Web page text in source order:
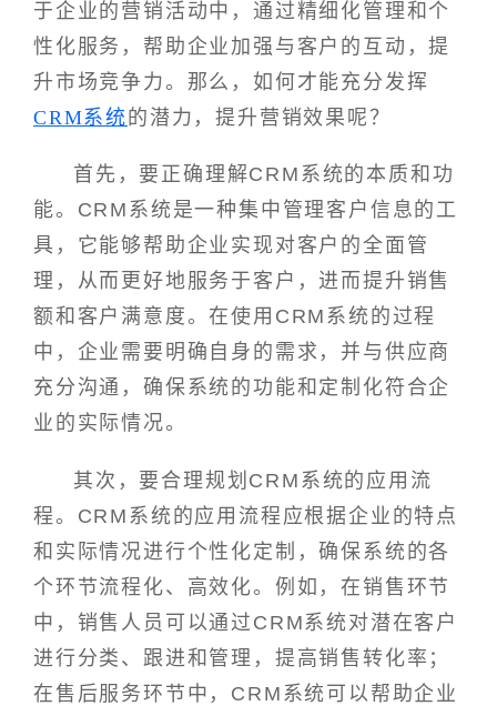
于企业的营销活动中，通过精细化管理和个
性化服务，帮助企业加强与客户的互动，提
升市场竞争力。那么，如何才能充分发挥
CRM系统的潜力，提升营销效果呢？
首先，要正确理解CRM系统的本质和功
能。CRM系统是一种集中管理客户信息的工
具，它能够帮助企业实现对客户的全面管
理，从而更好地服务于客户，进而提升销售
额和客户满意度。在使用CRM系统的过程
中，企业需要明确自身的需求，并与供应商
充分沟通，确保系统的功能和定制化符合企
业的实际情况。
其次，要合理规划CRM系统的应用流
程。CRM系统的应用流程应根据企业的特点
和实际情况进行个性化定制，确保系统的各
个环节流程化、高效化。例如，在销售环节
中，销售人员可以通过CRM系统对潜在客户
进行分类、跟进和管理，提高销售转化率；
在售后服务环节中，CRM系统可以帮助企业